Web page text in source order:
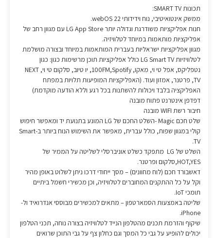
תכונות SMART TV:
ממשק אינטואיטיבי, נוח וידידותי 22 webOS.
חנות אפליקציות משודרגת וגדולה יותר LG App Store עם מגוון רחב של
אפליקציות מותאמות במיוחד לטלוויזיה.
מגוון אפליקציות ישראליות בעברית המותאמות במיוחד ובצורה מושלמת
לטלוויזיות LG Smart TV כולל אפליקציות תוכן מרשימות כגון: כגון
נטפליקס, אפל טי וי, מאקו, 100FM,Spotify, יו טיוב, סלקום טי וי, NEXT
TV, פרטנר, אמזון ועוד. (האפליקציות המופיעות תלויות במפתח
האפליקציה בלבד ויכולות להשתנות בכל רגע וללא הודעה מוקדמת)
דפדפן אינטרנט פתוח מובנה
חיבור רשת WIFI מובנה
שלט חכם Magic -השלט החכם של LG המונע בתנועת יד ומאפשר חיפוש
קולי במגוון שפות, כולל עברית, מאפשר את השימוש הנוח ביותר ב-Smart
TV.
השלט של LG מתפקד כשלט אוניברסלי לשליטה על הממיר של
HOT,YES,סלקום ופרטנר.
דאשבורד חכם (לוח מחוונים) – מסך ייחודי דרכו ניתן לשלוט באופן מהיר
וקל על כל ההתקנים המחוברים לטלוויזיה, וכן מכשירי חשמל ביתיים
תומכי IoT.
שליטה באמצעות הסמארטפון – מתאים למכשירים מבוססי אנדרואיד ול-
iPhone.
שיקוף והזרמת תכנים מהטלפון הנייד לטלוויזיה בצורה נוחה, תכני הטלפון
יכולים להופיע על גבי כל המסך וגם כחלון צף על גבי התוכן שרואים